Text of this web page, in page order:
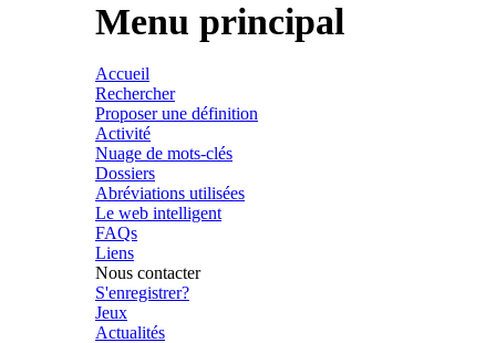
Menu principal
Accueil
Rechercher
Proposer une définition
Activité
Nuage de mots-clés
Dossiers
Abréviations utilisées
Le web intelligent
FAQs
Liens
Nous contacter
S'enregistrer?
Jeux
Actualités